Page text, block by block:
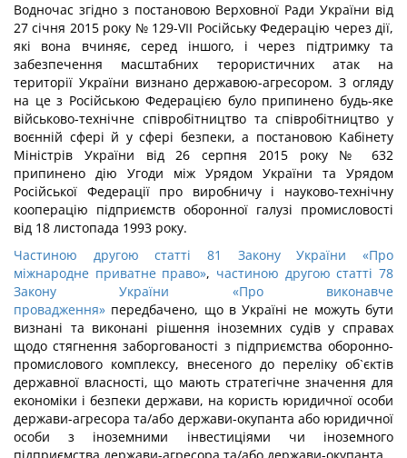
Водночас згідно з постановою Верховної Ради України від
27 січня 2015 року № 129-VII Російську Федерацію через дії,
які вона вчиняє, серед іншого, і через підтримку та
забезпечення масштабних терористичних атак на
території України визнано державою-агресором. З огляду
на це з Російською Федерацією було припинено будь-яке
військово-технічне співробітництво та співробітництво у
воєнній сфері й у сфері безпеки, а постановою Кабінету
Міністрів України від 26 серпня 2015 року № 632
припинено дію Угоди між Урядом України та Урядом
Російської Федерації про виробничу і науково-технічну
кооперацію підприємств оборонної галузі промисловості
від 18 листопада 1993 року.
Частиною другою статті 81 Закону України «Про
міжнародне приватне право», частиною другою статті 78
Закону України «Про виконавче
провадження» передбачено, що в Україні не можуть бути
визнані та виконані рішення іноземних судів у справах
щодо стягнення заборгованості з підприємства оборонно-
промислового комплексу, внесеного до переліку об`єктів
державної власності, що мають стратегічне значення для
економіки і безпеки держави, на користь юридичної особи
держави-агресора та/або держави-окупанта або юридичної
особи з іноземними інвестиціями чи іноземного